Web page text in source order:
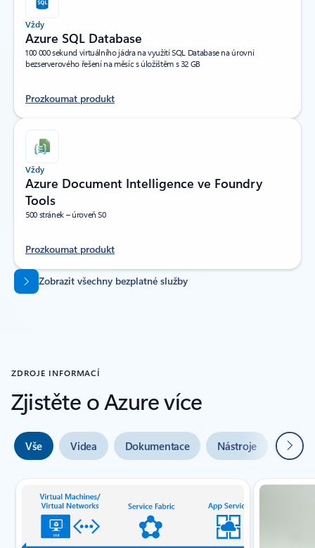
Vždy
Azure SQL Database
100 000 sekund virtuálního jádra na využití SQL Database na úrovni
bezserverového řešení na měsíc s úložištěm s 32 GB
Prozkoumat produkt
Vždy
Azure Document Intelligence ve Foundry
Tools
500 stránek – úroveň S0
Prozkoumat produkt
Zpět na karty
Zobrazit všechny bezplatné služby
ZDROJE INFORMACÍ
Zjistěte o Azure více
Vše Videa Dokumentace Nástroje Další
Indikátor snímku {0} {1}